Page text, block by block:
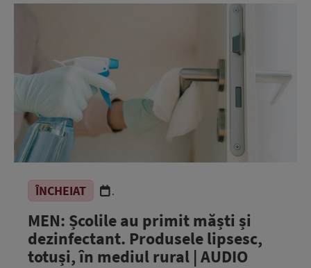
ÎNCHEIAT .
MEN: Școlile au primit măști și
dezinfectant. Produsele lipsesc,
totuși, în mediul rural | AUDIO